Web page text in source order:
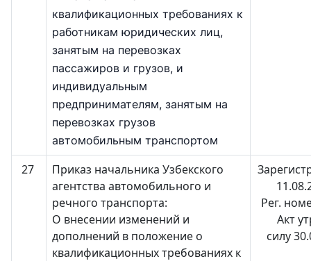
квалификационных требованиях к
работникам юридических лиц,
занятым на перевозках
пассажиров и грузов, и
индивидуальным
предпринимателям, занятым на
перевозках грузов
автомобильным транспортом
27
Приказ начальника Узбекского
агентства автомобильного и
речного транспорта:
О внесении изменений и
дополнений в положение о
квалификационных требованиях к
Рег.
Акт
силу